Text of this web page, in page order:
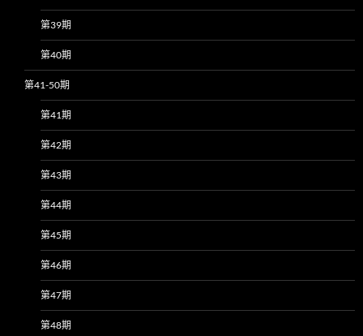
第39期
第40期
第41-50期
第41期
第42期
第43期
第44期
第45期
第46期
第47期
第48期